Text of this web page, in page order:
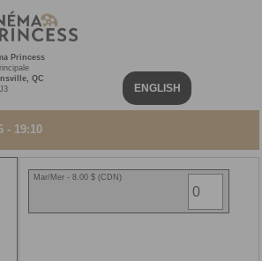
Princess
QC
ENGLISH
- 19:10
Mar/Mer - 8.00 $ (CDN)